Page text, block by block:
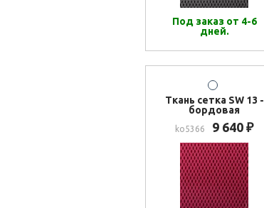
Под заказ от 4-6
дней.
Ткань сетка SW 13 -
бордовая
ko5366 9 640 ₽